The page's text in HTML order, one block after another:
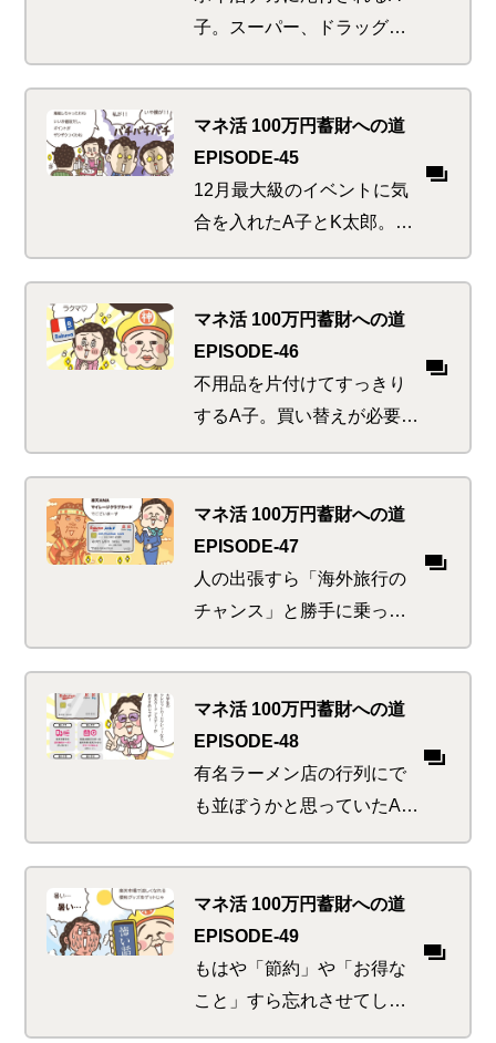
子。スーパー、ドラッグス
トア、コンビニ、カフェ…
とお買い物を次々こなした
ところで、泳がせ「ポイ
損」捜査をされていたこと
に気が付く。もっと早く言
ってよ~…
マネ活 100万円蓄財への道
EPISODE-45
12月最大級のイベントに気
合を入れたA子とK太郎。豪
華に、そしてベタに楽しむ
夜の支払いはいつもよりち
ょっぴり背伸びした負担額
に。しかしポイント沼には
まっている人間が考えるこ
とは別ベクトルで…
マネ活 100万円蓄財への道
EPISODE-46
不用品を片付けてすっきり
するA子。買い替えが必要な
ものはお得にフリマアプリ
からゲットして賢く節約…
のつもりがアレもコレも欲
しくなっちゃう！あ、猫ち
ゃんが障子をやぶったわ、
これも買い替え…
マネ活 100万円蓄財への道
EPISODE-47
人の出張すら「海外旅行の
チャンス」と勝手に乗っか
り根性を丸出しにしてしま
うA子。海外にいろんな意味
で縁深いI子は、逆にコスト
に鋭敏すぎる。そんな彼ら
を一度に魅了するおトクの
正体とは…
マネ活 100万円蓄財への道
EPISODE-48
有名ラーメン店の行列にで
も並ぼうかと思っていたA
子。友人からの急なSOSに
フットワーク軽く対応（暇
だから）したところ、そこ
には新生活のすべり出しに
しくじった人々の列が…
マネ活 100万円蓄財への道
EPISODE-49
もはや「節約」や「お得な
こと」すら忘れさせてしま
う、恐ろしく暑すぎる日本